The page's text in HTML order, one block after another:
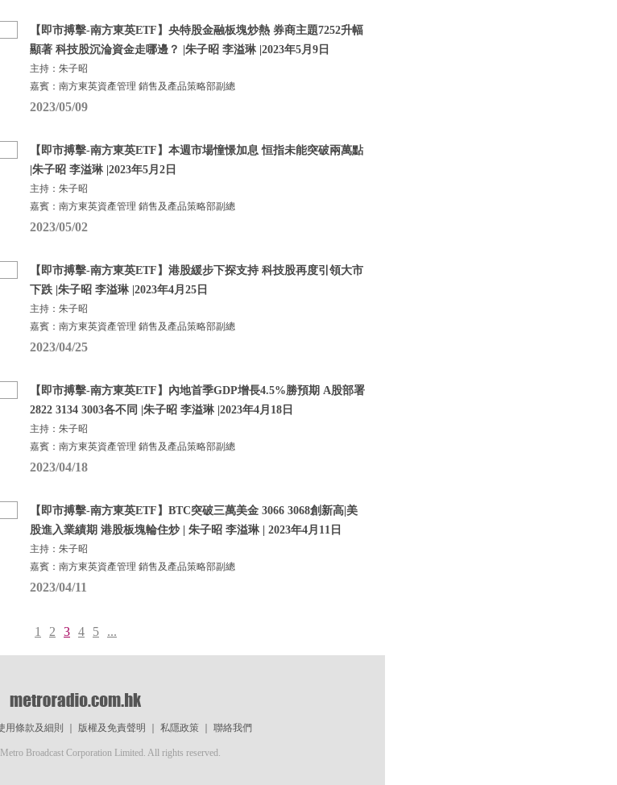
【即市搏擊-南方東英ETF】央特股金融板塊炒熱 券商主題7252升幅
顯著 科技股沉淪資金走哪邊？ |朱子昭 李溢琳 |2023年5月9日
主持：朱子昭
嘉賓：南方東英資產管理 銷售及產品策略部副總
2023/05/09
【即市搏擊-南方東英ETF】本週市場憧憬加息 恒指未能突破兩萬點
|朱子昭 李溢琳 |2023年5月2日
主持：朱子昭
嘉賓：南方東英資產管理 銷售及產品策略部副總
2023/05/02
【即市搏擊-南方東英ETF】港股緩步下探支持 科技股再度引領大市
下跌 |朱子昭 李溢琳 |2023年4月25日
主持：朱子昭
嘉賓：南方東英資產管理 銷售及產品策略部副總
2023/04/25
【即市搏擊-南方東英ETF】內地首季GDP增長4.5%勝預期 A股部署
2822 3134 3003各不同 |朱子昭 李溢琳 |2023年4月18日
主持：朱子昭
嘉賓：南方東英資產管理 銷售及產品策略部副總
2023/04/18
【即市搏擊-南方東英ETF】BTC突破三萬美金 3066 3068創新高|美
股進入業績期 港股板塊輪住炒 | 朱子昭 李溢琳 | 2023年4月11日
主持：朱子昭
嘉賓：南方東英資產管理 銷售及產品策略部副總
2023/04/11
1 2 3 4 5 ...
用條款及細則 版權及免責聲明 私隱政策｜ 聯絡我們
Broadcast Corporation Limited. All rights reserved.